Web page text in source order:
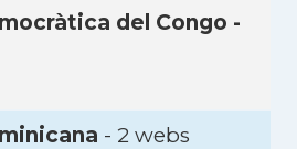
del Congo -
- 2 webs